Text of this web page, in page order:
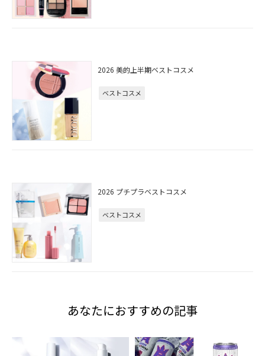
2026 美的上半期ベストコスメ
ベストコスメ
2026 プチプラベストコスメ
ベストコスメ
あなたにおすすめの記事